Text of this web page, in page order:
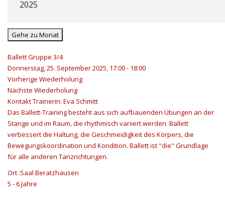
Gehe zu Monat
Ballett Gruppe 3/4
Donnerstag, 25. September 2025, 17:00 - 18:00
Vorherige Wiederholung
Nächste Wiederholung
KontaktTrainerin: Eva Schmitt
Das Ballett-Training besteht aus sich aufbauenden Übungen an der
Stange und im Raum, die rhythmisch variiert werden. Ballett
verbessert die Haltung, die Geschmeidigkeit des Körpers, die
Bewegungskoordination und Kondition. Ballett ist "die" Grundlage
für alle anderen Tanzrichtungen.
Ort :Saal Beratzhausen
5 - 6 Jahre